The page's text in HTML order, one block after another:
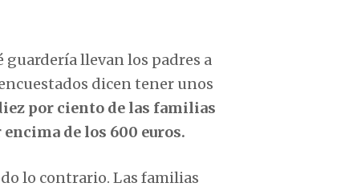
llevan los padres a
dicen tener unos
por ciento de las familias
de los 600 euros.
lo contrario. Las familias